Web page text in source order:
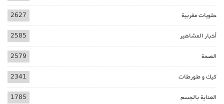
حلويات مغربية 2627
أخبار المشاهير 2585
الصحة 2579
كيك و طورطات 2341
العناية بالجسم 1785